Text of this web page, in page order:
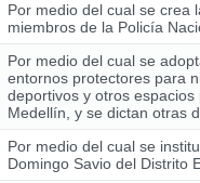
Por medio del cual se crea
miembros de la Policía
Por medio del cual se
entornos protectores para
deportivos y otros
Medellín, y se dictan otras
Por medio del cual se
Domingo Savio del Distrito